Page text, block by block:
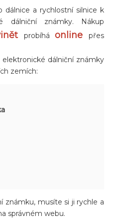
dálnice a rychlostní silnice k
dálniční známky. Nákup
probíháonlinepřes
elektronické dálniční známky
zemích:
známku, musíte si ji rychle a
správném webu.